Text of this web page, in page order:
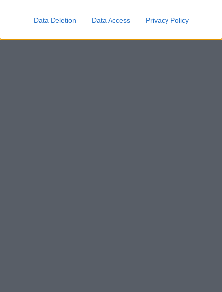
Data Deletion Data Access Privacy Policy